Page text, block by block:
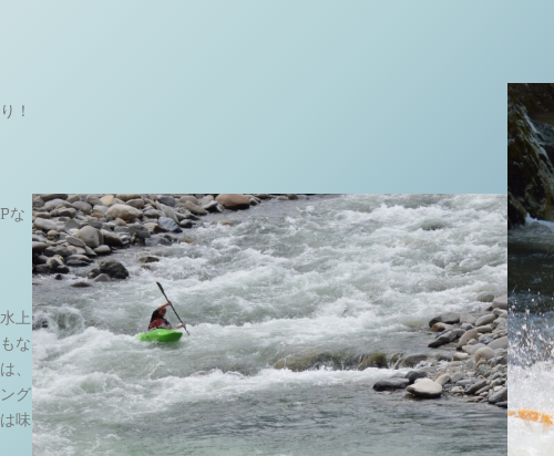
！
な
上
な
グ
味